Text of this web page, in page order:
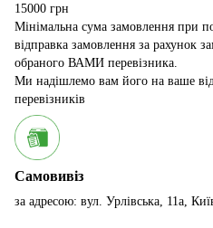
15000 грн
Мінімальна сума замовлення при
відправка замовлення за рахунок
обраного ВАМИ перевізника.
Ми надішлемо вам його на ваше
перевізників
Самовивіз
за адресою: вул. Урлівська, 11а,